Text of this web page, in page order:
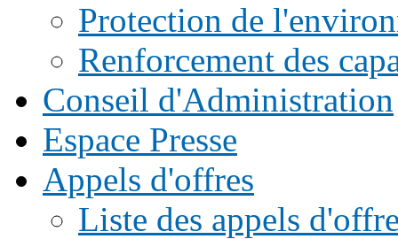
Protection de
Renforcement des
Conseil d'Administration
Espace Presse
Appels d'offres
Liste des appels